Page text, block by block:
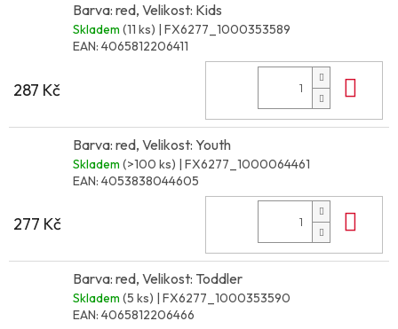
Barva: red, Velikost: Kids
Skladem (11 ks) | FX6277_1000353589
EAN: 4065812206411
287 Kč
Barva: red, Velikost: Youth
Skladem (>100 ks) | FX6277_1000064461
EAN: 4053838044605
277 Kč
Barva: red, Velikost: Toddler
Skladem (5 ks) | FX6277_1000353590
EAN: 4065812206466